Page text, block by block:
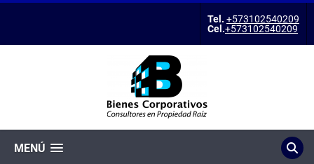
Tel. +573102540209
Cel.+573102540209
MENÚ